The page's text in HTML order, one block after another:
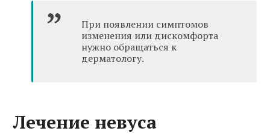
При появлении симптомов
изменения или дискомфорта
нужно обращаться к
дерматологу.
Лечение невуса